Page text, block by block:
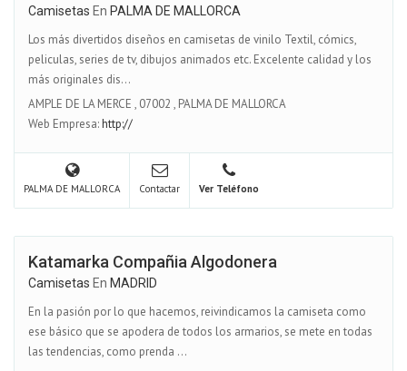
Camisetas En PALMA DE MALLORCA
Los más divertidos diseños en camisetas de vinilo Textil, cómics,
peliculas, series de tv, dibujos animados etc. Excelente calidad y los
más originales dis...
AMPLE DE LA MERCE , 07002 , PALMA DE MALLORCA
Web Empresa:http://
PALMA DE MALLORCA Contactar Ver Teléfono
Katamarka Compañia Algodonera
Camisetas En MADRID
En la pasión por lo que hacemos, reivindicamos la camiseta como
ese básico que se apodera de todos los armarios, se mete en todas
las tendencias, como prenda ...